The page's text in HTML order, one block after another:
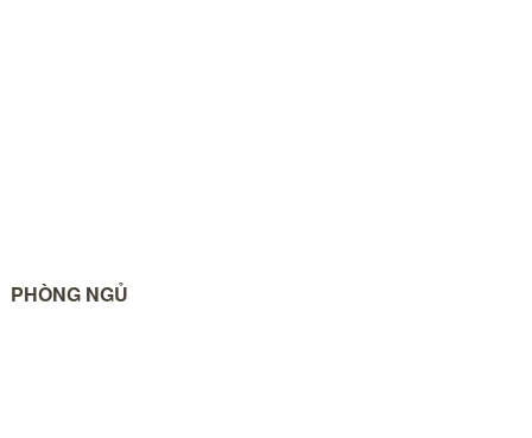
PHÒNG NGỦ